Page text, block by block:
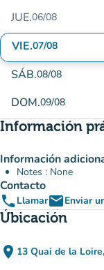
JUE.06/08
VIE.07/08
SÁB.08/08
DOM.09/08
Información
Información
Notes : None
Contacto
phone LlamaremailEnviar
Úbicación
place 13 Quai de la